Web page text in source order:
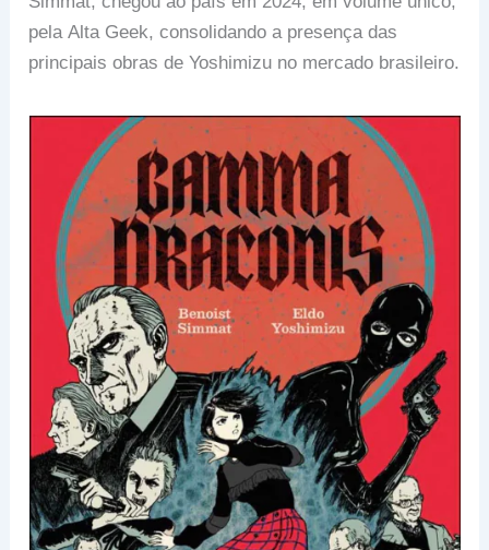
pela Alta Geek, consolidando a presença das
principais obras de Yoshimizu no mercado brasileiro.